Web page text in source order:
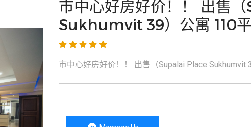
市中心好房好价！！ 出售
Sukhumvit 39）公寓 110
市中心好房好价！！ 出售（Supalai Place Sukhumvit